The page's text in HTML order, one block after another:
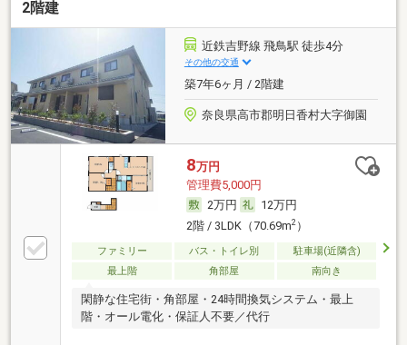
2階建
近鉄吉野線 飛鳥駅 徒歩4分
その他の交通
築7年6ヶ月 / 2階建
奈良県高市郡明日香村大字御園
8万円
管理費5,000円
2万円
12万円
2階 / 3LDK（70.69m2）
ファミリー バス・トイレ別
駐車場(近隣含)
最上階
角部屋 南向き
閑静な住宅街・角部屋・24時間換気システム・最上
階・オール電化・保証人不要／代行